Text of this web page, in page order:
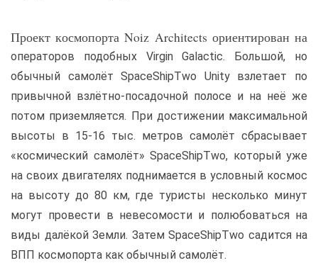
Проект космопорта Noiz Architects ориентирован на
операторов подобных Virgin Galactic. Большой, но
обычный самолёт SpaceShipTwo Unity взлетает по
привычной взлётно-посадочной полосе и на неё же
потом приземляется. При достижении максимальной
высоты в 15-16 тыс. метров самолёт сбрасывает
«космический самолёт» SpaceShipTwo, который уже
на своих двигателях поднимается в условный космос
на высоту до 80 км, где туристы несколько минут
могут провести в невесомости и полюбоваться на
виды далёкой Земли. Затем SpaceShipTwo садится на
ВПП космопорта как обычный самолёт.